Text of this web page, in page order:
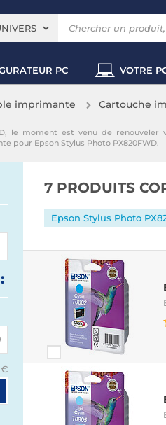
PC VOTRE
imprimante Cartouche
le moment est venu de
pour Epson Stylus Photo PX820FWD.
€
7 PRODUITS
Epson Stylus Photo